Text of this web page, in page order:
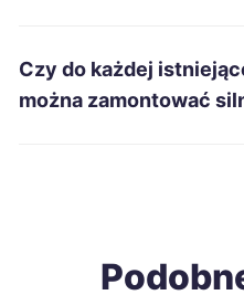
Nysa
Czy do każdej
można zamontować